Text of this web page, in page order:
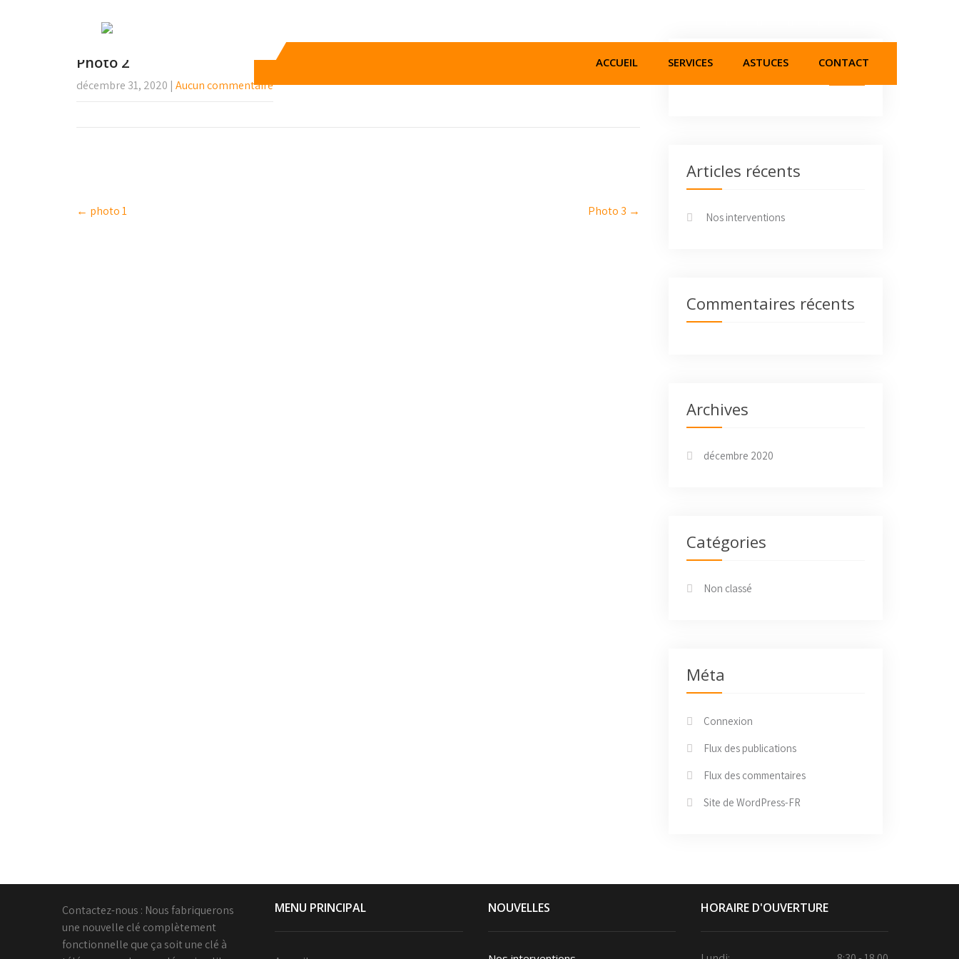
ACCUEIL SERVICES ASTUCES CONTACT
Photo 2
décembre 31, 2020 | Aucun commentaire
Post
navigation
← photo 1 Photo 3 →
Articles récents
Nos interventions
Commentaires récents
Archives
décembre 2020
Catégories
Non classé
Méta
Connexion
Flux des publications
Flux des commentaires
Site de WordPress-FR
Contactez-nous : Nous fabriquerons
une nouvelle clé complètement
fonctionnelle que ça soit une clé à
MENU PRINCIPAL NOUVELLES HORAIRE D'OUVERTURE